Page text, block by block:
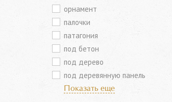
орнамент
палочки
патагония
под бетон
под дерево
под деревянную панель
Показать еще